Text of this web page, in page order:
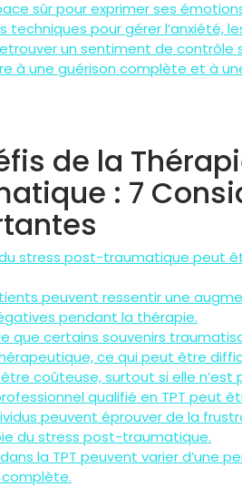
sûr pour exprimer ses
techniques pour gérer l’anxiété,
un sentiment de contrôle
à une guérison complète et à
de la
: 7
stress post-traumatique peut
peuvent ressentir une
pendant la thérapie.
que certains souvenirs
ce qui peut être
coûteuse, surtout si elle
qualifié en TPT peut
peuvent éprouver de la
du stress post-traumatique.
la TPT peuvent varier d’une